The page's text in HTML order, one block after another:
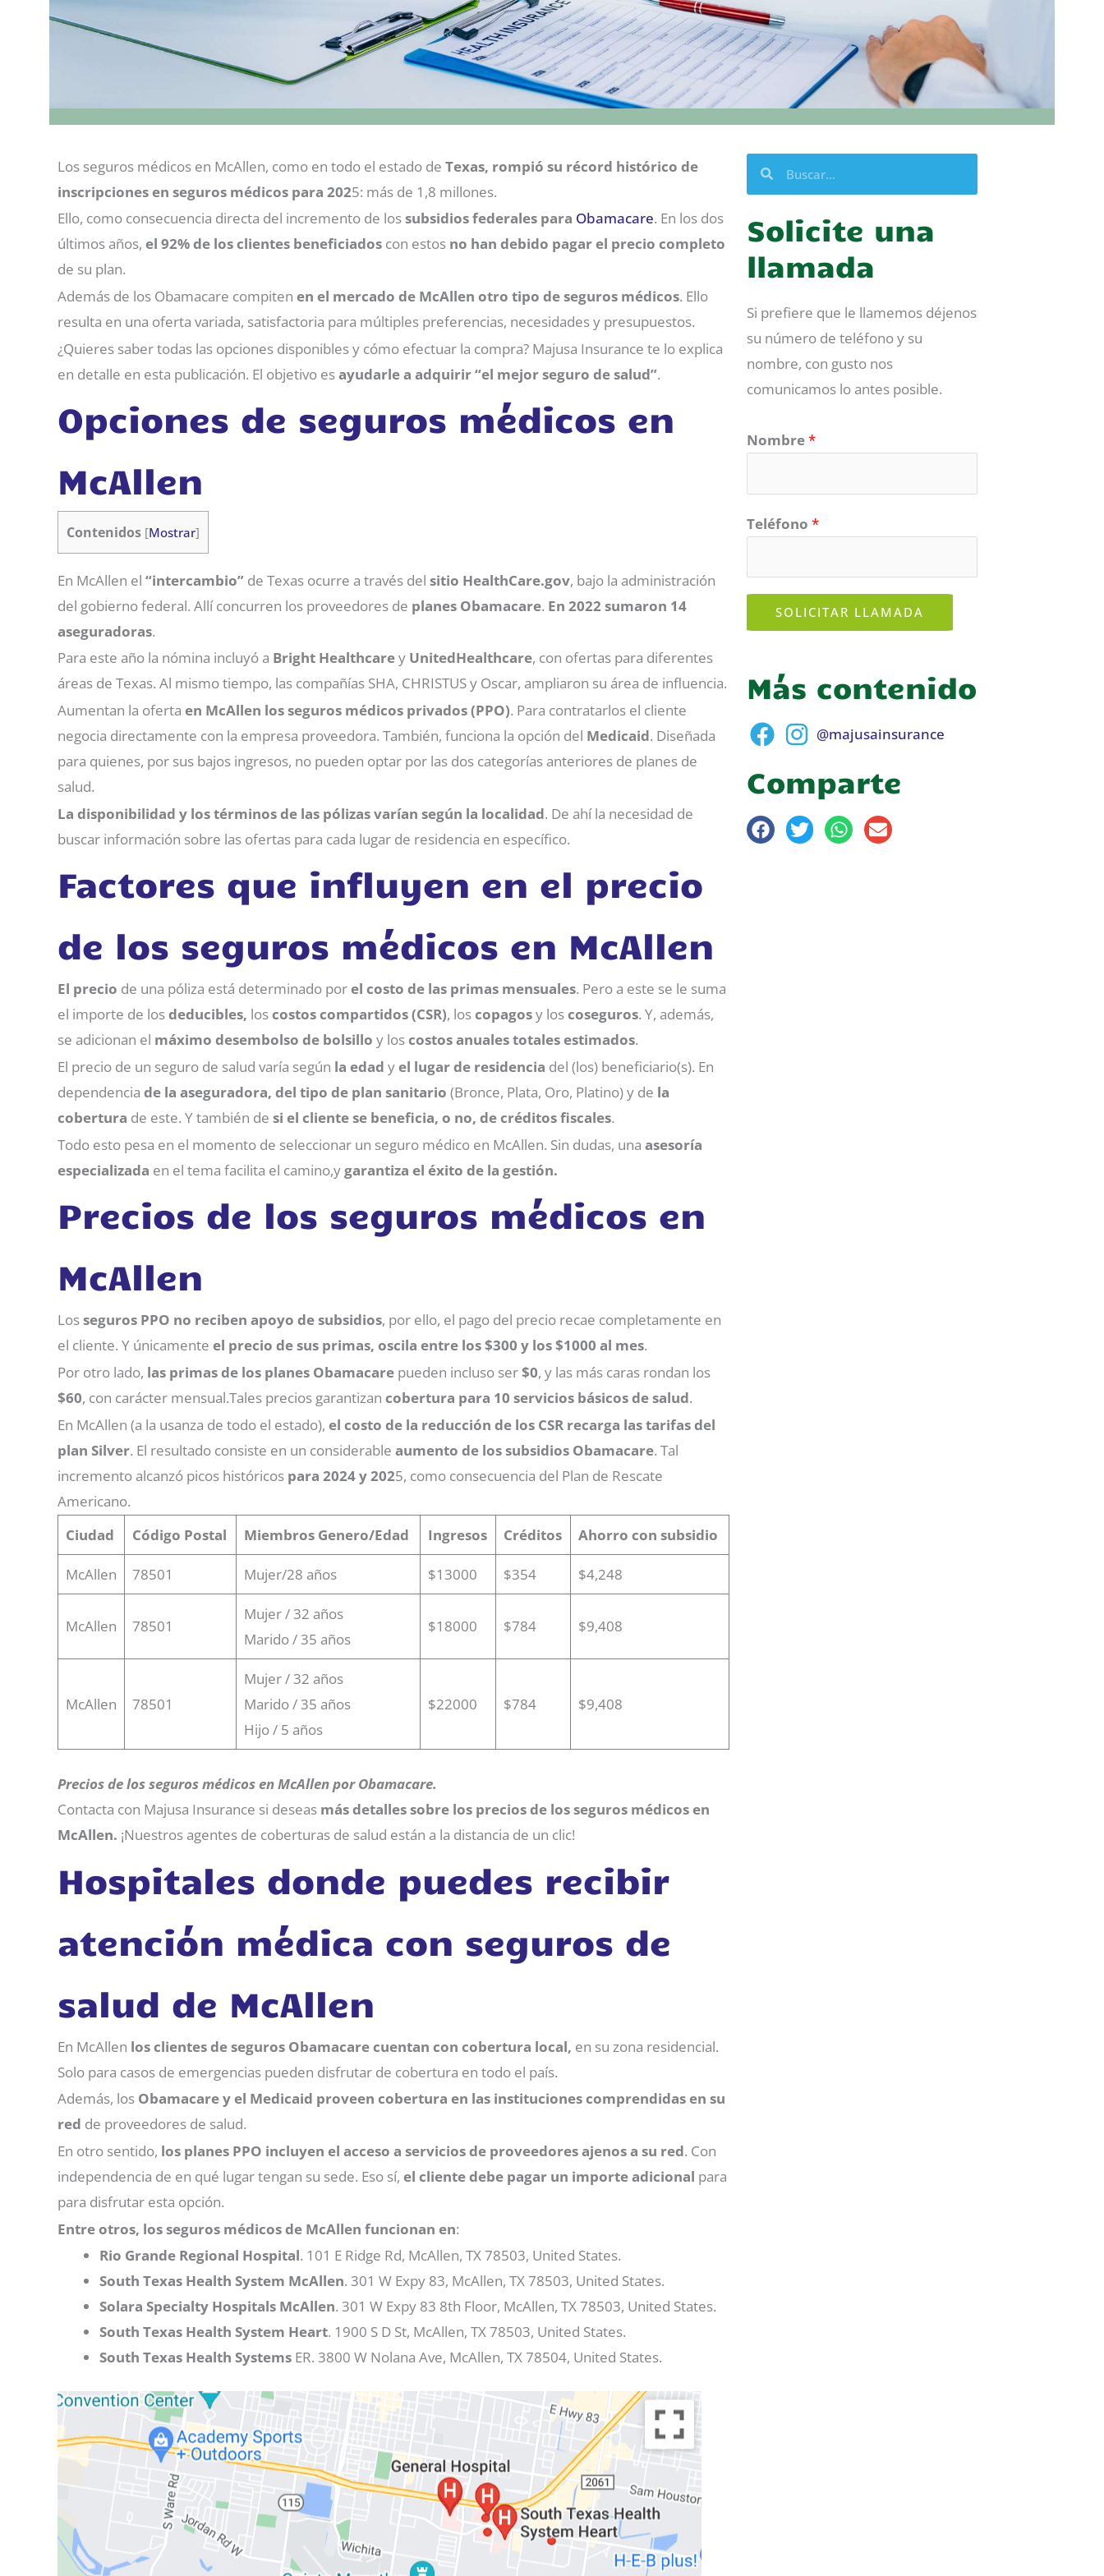
Los seguros médicos en McAllen, como en todo el estado de Texas, rompió su récord histórico de
inscripciones en seguros médicos para 2025: más de 1,8 millones.
Ello, como consecuencia directa del incremento de lossubsidios federales para Obamacare. En los dos
últimos años, el 92% de los clientes beneficiados con estos no han debido pagar el precio completo
de su plan.
Además de los Obamacare compiten en el mercado de McAllen otro tipo de seguros médicos. Ello
resulta en una oferta variada, satisfactoria para múltiples preferencias, necesidades y presupuestos.
¿Quieres saber todas las opciones disponibles y cómo efectuar la compra? Majusa Insurance te lo explica
en detalle en esta publicación. El objetivo esayudarle a adquirir “el mejor seguro de salud”.
Opciones de seguros médicos en
McAllen
Contenidos [Mostrar]
En McAllen el “intercambio” de Texas ocurre a través del sitio HealthCare.gov, bajo la administración
del gobierno federal. Allí concurren los proveedores de planes Obamacare. En 2022 sumaron 14
aseguradoras.
Para este año la nómina incluyó a Bright Healthcarey UnitedHealthcare, con ofertas para diferentes
áreas de Texas. Al mismo tiempo, las compañías SHA, CHRISTUS y Oscar, ampliaron su área de influencia.
Aumentan la oferta en McAllen los seguros médicos privados (PPO). Para contratarlos el cliente
negocia directamente con la empresa proveedora. También, funciona la opción del Medicaid. Diseñada
para quienes, por sus bajos ingresos, no pueden optar por las dos categorías anteriores de planes de
salud.
La disponibilidad y los términos de las pólizas varían según la localidad. De ahí la necesidad de
buscar información sobre las ofertas para cada lugar de residencia en específico.
Factores que influyen en el precio
de los seguros médicos en McAllen
El precio de una póliza está determinado porel costo de las primas mensuales. Pero a este se le suma
el importe de losdeducibles, loscostoscompartidos (CSR), loscopagosy loscoseguros. Y, además,
se adicionan el máximo desembolso de bolsillo y loscostos anuales totales estimados.
El precio de un seguro de salud varía según la edad yel lugar de residencia del (los) beneficiario(s). En
dependencia de la aseguradora, del tipo de plan sanitario (Bronce, Plata, Oro, Platino) y de la
cobertura de este. Y también de si el cliente se beneficia, o no, de créditos fiscales.
Todo esto pesa en el momento de seleccionar un seguro médico en McAllen. Sin dudas, una asesoría
especializada en el tema facilita el camino,ygarantiza el éxito de la gestión.
Precios de los seguros médicos en
McAllen
Losseguros PPO no reciben apoyo de subsidios, por ello, el pago del precio recae completamente en
el cliente. Y únicamente el precio de sus primas, oscila entre los $300 y los $1000 al mes.
Por otro lado, las primas de los planes Obamacare pueden incluso ser$0, y las más caras rondan los
$60, con carácter mensual.Tales precios garantizan cobertura para 10 servicios básicos de salud.
En McAllen (a la usanza de todo el estado), el costo de la reducción de los CSR recarga las tarifas del
plan Silver. El resultado consiste en un considerable aumento de los subsidios Obamacare. Tal
incremento alcanzó picos históricos para 2024 y 2025, como consecuencia del Plan de Rescate
Americano.
Ciudad
Código Postal Miembros Genero/Edad Ingresos Créditos Ahorro con subsidio
McAllen 78501 Mujer/28 años $13000 $354 $4,248
McAllen 78501
Mujer / 32 años
Marido / 35 años
$18000 $784 $9,408
McAllen 78501
Mujer / 32 años
Marido / 35 años
Hijo / 5 años
$22000 $784 $9,408
Precios de los seguros médicos en McAllen por Obamacare.
Contacta con Majusa Insurance si deseas más detalles sobre los precios de los seguros médicos en
McAllen. ¡Nuestros agentes de coberturas de salud están a la distancia de un clic!
Hospitales donde puedes recibir
atención médica con seguros de
salud de McAllen
En McAllen los clientes de seguros Obamacare cuentan con cobertura local, en su zona residencial.
Solo para casos de emergencias pueden disfrutar de cobertura en todo el país.
Además, los Obamacare y el Medicaid proveen cobertura en las instituciones comprendidas en su
red de proveedores de salud.
En otro sentido, los planes PPO incluyen el acceso a servicios de proveedores ajenos a su red. Con
independencia de en qué lugar tengan su sede. Eso sí, el cliente debe pagar un importe adicional para
para disfrutar esta opción.
Entre otros, los seguros médicos de McAllen funcionan en:
Rio Grande Regional Hospital. 101 E Ridge Rd, McAllen, TX 78503, United States.
South Texas Health System McAllen. 301 W Expy 83, McAllen, TX 78503, United States.
Solara Specialty Hospitals McAllen. 301 W Expy 83 8th Floor, McAllen, TX 78503, United States.
South Texas Health System Heart. 1900 S D St, McAllen, TX 78503, United States.
South Texas Health Systems ER. 3800 W Nolana Ave, McAllen, TX 78504, United States.
Buscar
Solicite una
llamada
Si prefiere que le llamemos déjenos
su número de teléfono y su
nombre, con gusto nos
comunicamos lo antes posible.
Nombre*
Teléfono *
SOLICITAR LLAMADA
Más contenido
@majusainsurance
Comparte